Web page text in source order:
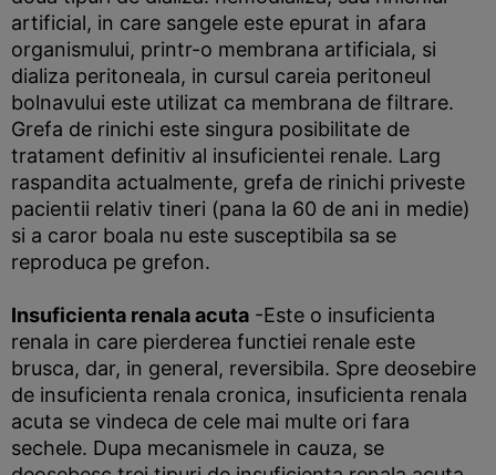
artificial, in care sangele este epurat in afara
organismului, printr-o membrana artificiala, si
dializa peritoneala, in cursul careia peritoneul
bolnavului este utilizat ca membrana de filtrare.
Grefa de rinichi este singura posibilitate de
tratament definitiv al insuficientei renale. Larg
raspandita actualmente, grefa de rinichi priveste
pacientii relativ tineri (pana la 60 de ani in medie)
si a caror boala nu este susceptibila sa se
reproduca pe grefon.
Insuficienta renala acuta -Este o insuficienta
renala in care pierderea functiei renale este
brusca, dar, in general, reversibila. Spre deosebire
de insuficienta renala cronica, insuficienta renala
acuta se vindeca de cele mai multe ori fara
sechele. Dupa mecanismele in cauza, se